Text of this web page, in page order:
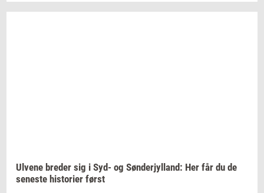
Ul­ve­ne bre­der sig i Syd- og Søn­derjyl­land: Her får du de
se­ne­ste hi­sto­ri­er først